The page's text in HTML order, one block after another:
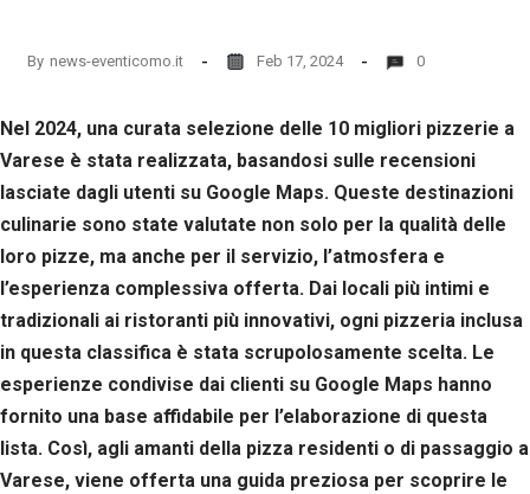
By news-eventicomo.it Feb 17, 2024 0
Nel 2024, una curata selezione delle 10 migliori pizzerie a
Varese è stata realizzata, basandosi sulle recensioni
lasciate dagli utenti su Google Maps. Queste destinazioni
culinarie sono state valutate non solo per la qualità delle
loro pizze, ma anche per il servizio, l’atmosfera e
l’esperienza complessiva offerta. Dai locali più intimi e
tradizionali ai ristoranti più innovativi, ogni pizzeria inclusa
in questa classifica è stata scrupolosamente scelta. Le
esperienze condivise dai clienti su Google Maps hanno
fornito una base affidabile per l’elaborazione di questa
lista. Così, agli amanti della pizza residenti o di passaggio a
Varese, viene offerta una guida preziosa per scoprire le